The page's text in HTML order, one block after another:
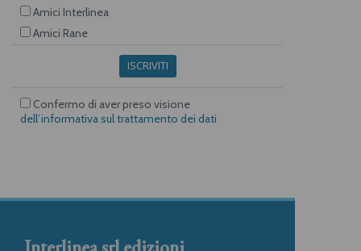
Amici Interlinea
Amici Rane
ISCRIVITI
Confermo di aver preso visione
dell’informativa sul trattamento dei dati